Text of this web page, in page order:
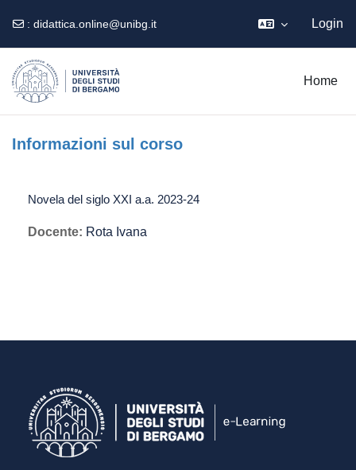
: didattica.online@unibg.it Login
Home
Informazioni sul corso
Novela del siglo XXI a.a. 2023-24
Docente: Rota Ivana